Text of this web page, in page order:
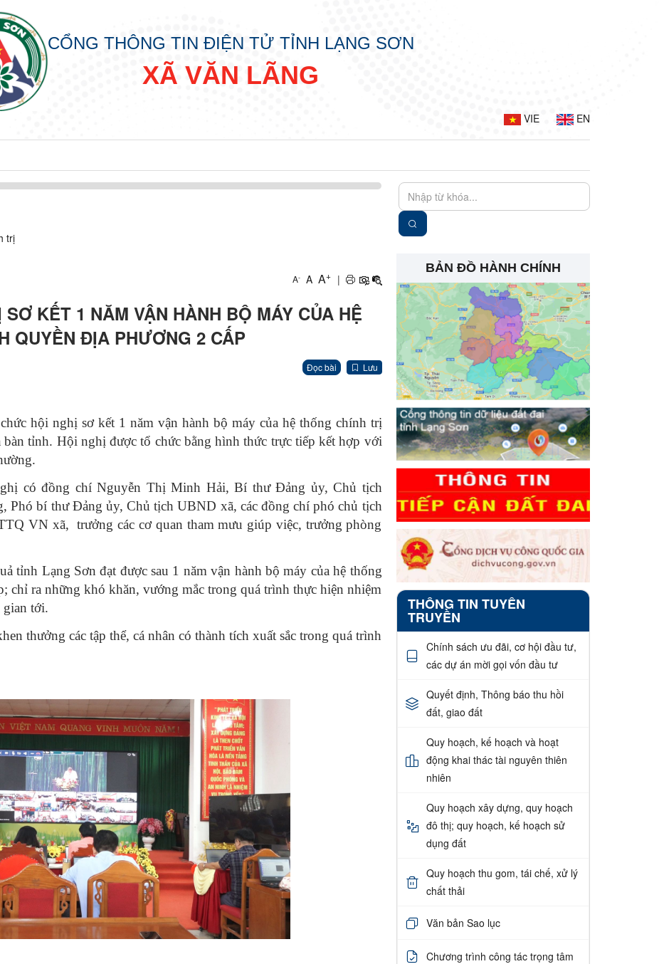
CỔNG THÔNG TIN ĐIỆN TỬ TỈNH LẠNG SƠN
XÃ VĂN LÃNG
VIE EN
HÀNH CHÍNH CẤP XÃ
trị
A- A A+ |
KẾT 1 NĂM VẬN HÀNH BỘ MÁY CỦA HỆ
QUYỀN ĐỊA PHƯƠNG 2 CẤP
Đọc bài Lưu
hội nghị sơ kết 1 năm vận hành bộ máy của hệ thống chính trị
tỉnh. Hội nghị được tổ chức bằng hình thức trực tiếp kết hợp với
có đồng chí Nguyễn Thị Minh Hải, Bí thư Đảng ủy, Chủ tịch
bí thư Đảng ủy, Chủ tịch UBND xã, các đồng chí phó chủ tịch
VN xã, trưởng các cơ quan tham mưu giúp việc, trưởng phòng
tỉnh Lạng Sơn đạt được sau 1 năm vận hành bộ máy của hệ thống
chỉ ra những khó khăn, vướng mắc trong quá trình thực hiện nhiệm
gian tới.
thưởng các tập thể, cá nhân có thành tích xuất sắc trong quá trình
BẢN ĐỒ HÀNH CHÍNH
THÔNG TIN TUYÊN
TRUYỀN
Chính sách ưu đãi, cơ hội đầu tư,
các dự án mời gọi vốn đầu tư
Quyết định, Thông báo thu hồi
đất, giao đất
Quy hoạch, kế hoạch và hoạt
động khai thác tài nguyên thiên
nhiên
Quy hoạch xây dựng, quy hoạch
đô thị; quy hoạch, kế hoạch sử
dụng đất
Quy hoạch thu gom, tái chế, xử lý
chất thải
Văn bản Sao lục
Chương trình công tác trọng tâm